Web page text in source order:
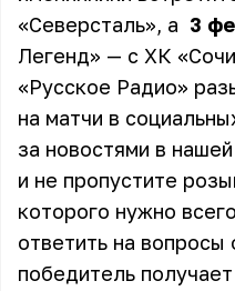
«Северсталь», а 3
Легенд» — с ХК
«Русское Радио»
на матчи в
за новостями в
и не пропустите
которого нужно
ответить на
победитель